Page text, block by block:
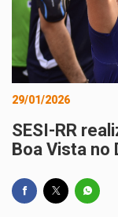
29/01/2026
SESI-RR
Boa Vista no